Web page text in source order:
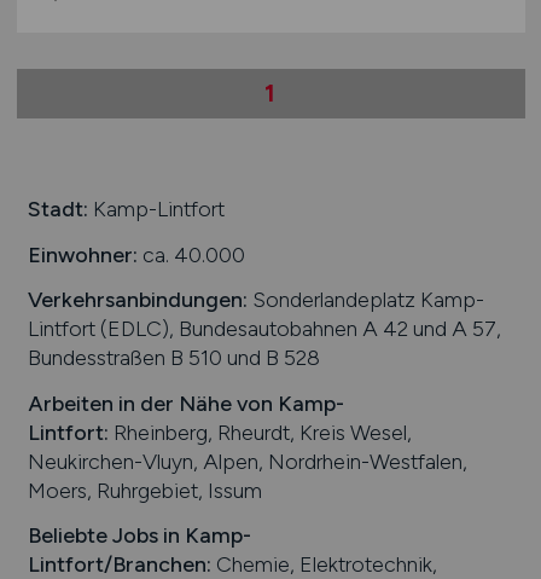
1
Stadt: Kamp-Lintfort
Einwohner: ca. 40.000
Verkehrsanbindungen: Sonderlandeplatz Kamp-
Lintfort (EDLC), Bundesautobahnen A 42 und A 57,
Bundesstraßen B 510 und B 528
Arbeiten in der Nähe von Kamp-
Lintfort: Rheinberg, Rheurdt, Kreis Wesel,
Neukirchen-Vluyn, Alpen, Nordrhein-Westfalen,
Moers, Ruhrgebiet, Issum
Beliebte Jobs in Kamp-
Lintfort/Branchen: Chemie, Elektrotechnik,